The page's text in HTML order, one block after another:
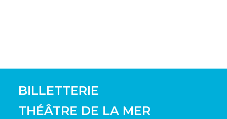
BILLETTERIE
THÉÂTRE DE LA MER